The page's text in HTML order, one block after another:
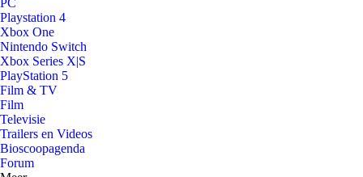
PC
Playstation 4
Xbox One
Nintendo Switch
Xbox Series X|S
PlayStation 5
Film & TV
Film
Televisie
Trailers en Videos
Bioscoopagenda
Forum